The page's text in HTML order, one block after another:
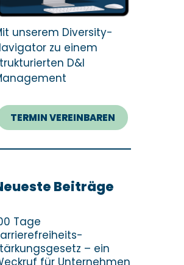
unserem Diversity-
zu einem
D&I
TERMIN VEREINBAREN
Beiträge
Tage
– ein
für Unternehmen